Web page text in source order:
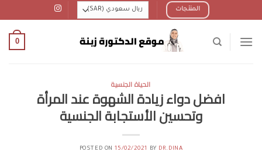
to
المنتجات
0
الحياة الجنسية
افضل دواء زيادة الشهوة عند المرأة
وتحسين الأستجابة الجنسية
POSTED ON15/02/2021 BY DR.DINA